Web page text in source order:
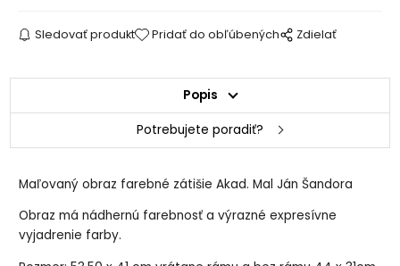
Sledovať produkt Pridať do obľúbených Zdielať
Popis
Potrebujete poradiť?
Maľovaný obraz farebné zátišie Akad. Mal Ján Šandora
Obraz má nádhernú farebnosť a výrazné expresívne
vyjadrenie farby.